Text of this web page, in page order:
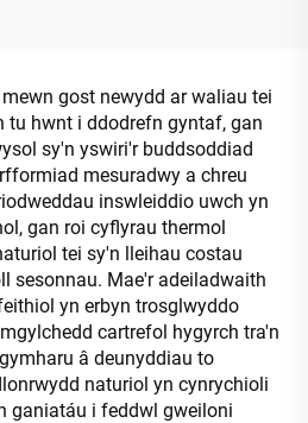
gost newydd ar waliau tei
tu hwnt i ddodrefn gyntaf, gan
sy'n yswiri'r buddsoddiad
mesuradwy a chreu
inswleiddio uwch yn
gan roi cyflyrau thermol
tei sy'n lleihau costau
sesonnau. Mae'r adeiladwaith
yn erbyn trosglwyddo
cartrefol hygyrch tra'n
â deunyddiau to
naturiol yn cynrychioli
ganiatáu i feddwl gweiloni